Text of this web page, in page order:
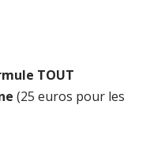
TOUT
(25 euros pour les